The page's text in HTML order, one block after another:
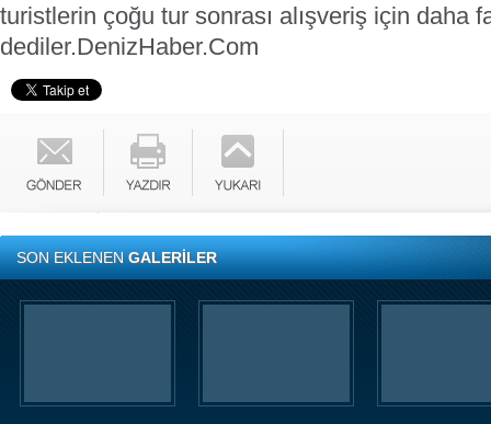
turistlerin çoğu tur sonrası alışveriş için daha
dediler.DenizHaber.Com
SON EKLENENGALERİLER